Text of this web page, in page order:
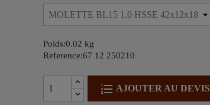
Poids:0.02 kg
Reference:67 12 250210
AJOUTER AU DEVIS